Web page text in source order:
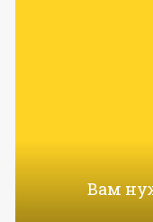
Вам